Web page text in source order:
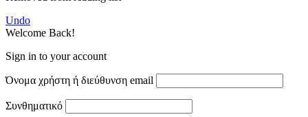
Undo
Welcome Back!
Sign in to your account
Όνομα χρήστη ή διεύθυνση email
Συνθηματικό